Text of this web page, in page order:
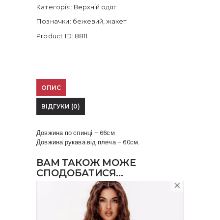
Категорія: Верхній одяг
Позначки: бежевий,жакет
Product ID: 8811
ОПИС
ВІДГУКИ (0)
Довжина по спинці – 66см
Довжина рукава від плеча – 60см.
ВАМ ТАКОЖ МОЖЕ
СПОДОБАТИСЯ…